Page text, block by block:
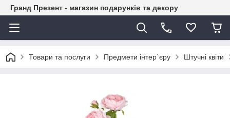
Гранд Презент - магазин подарунків та декору
Товари та послуги Предмети інтер`єру Штучні квіти